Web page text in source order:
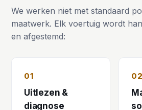
We werken niet met standaard
maatwerk. Elk voertuig wordt
en afgestemd:
01
Uitlezen &
diagnose
02